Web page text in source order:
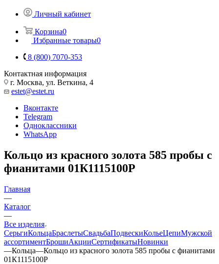
Личный кабинет
Корзина0
Избранные товары0
8 (800) 7070-353
Контактная информация
г. Москва, ул. Веткина, 4
estet@estet.ru
Вконтакте
Telegram
Одноклассники
WhatsApp
Кольцо из красного золота 585 пробы с
фианитами 01К1115100Р
Главная
—
Каталог
—
Все изделия
СерьгиКольцаБраслетыСвадьбаПодвескиКольеЦепиМужской
ассортиментБрошиАкцииСертификатыНовинки
—Кольца—Кольцо из красного золота 585 пробы с фианитами
01К1115100Р